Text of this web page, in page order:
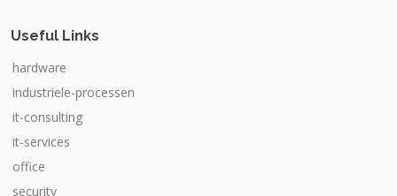
Useful Links
hardware
industriele-processen
it-consulting
it-services
office
security